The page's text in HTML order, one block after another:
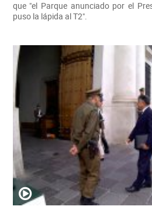
que "el Parque anunciado por el
puso la lápida al T2".